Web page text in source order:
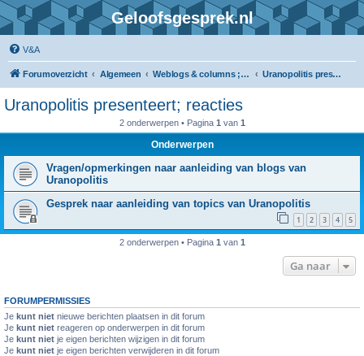
Geloofsgesprek.nl
V&A
Forumoverzicht Algemeen Weblogs & columns ; gedichten Uranopolitis presenteert; reacties
Uranopolitis presenteert; reacties
2 onderwerpen • Pagina 1 van 1
Onderwerpen
Vragen/opmerkingen naar aanleiding van blogs van
Uranopolitis
Gesprek naar aanleiding van topics van Uranopolitis
1 2 3 4 5
2 onderwerpen • Pagina 1 van 1
Ga naar
FORUMPERMISSIES
Je kunt niet nieuwe berichten plaatsen in dit forum
Je kunt niet reageren op onderwerpen in dit forum
Je kunt niet je eigen berichten wijzigen in dit forum
Je kunt niet je eigen berichten verwijderen in dit forum